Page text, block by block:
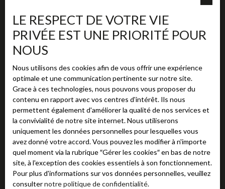
+33 2 38 63 72 72
354 rue Marcel Belot, 45160 OLIVET
contact@adhoc-immobilier.fr
Lundi - Vendredi : 9h / 12h - 14h / 18h
Samedi : Sur rendez-vous
Dimanche : Fermé
https://thomashennequin.fr/
LE RESPECT DE VOTRE VIE
PRIVÉE EST UNE PRIORITÉ POUR
NOUS
Nous utilisons des cookies afin de vous offrir une expérience
optimale et une communication pertinente sur notre site.
Grace à ces technologies, nous pouvons vous proposer du
contenu en rapport avec vos centres d'intérêt. Ils nous
permettent également d'améliorer la qualité de nos services et
la convivialité de notre site internet. Nous utiliserons
uniquement les données personnelles pour lesquelles vous
avez donné votre accord. Vous pouvez les modifier à n'importe
quel moment via la rubrique ″Gérer les cookies″ en bas de notre
site, à l'exception des cookies essentiels à son fonctionnement.
Pour plus d'informations sur vos données personnelles, veuillez
consulternotre politique de confidentialité.